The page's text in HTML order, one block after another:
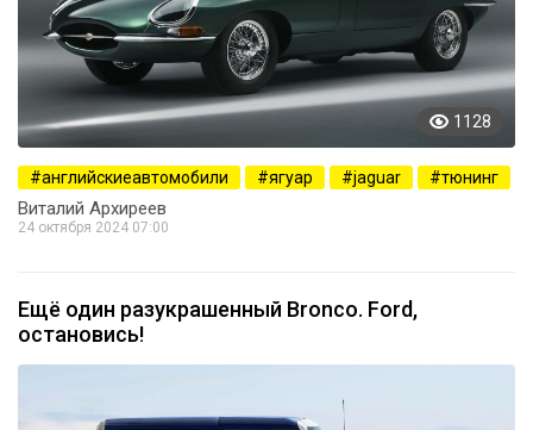
1128
английскиеавтомобили ягуар jaguar тюнинг
Виталий Архиреев
24 октября 2024 07:00
Ещё один разукрашенный Bronco. Ford,
остановись!